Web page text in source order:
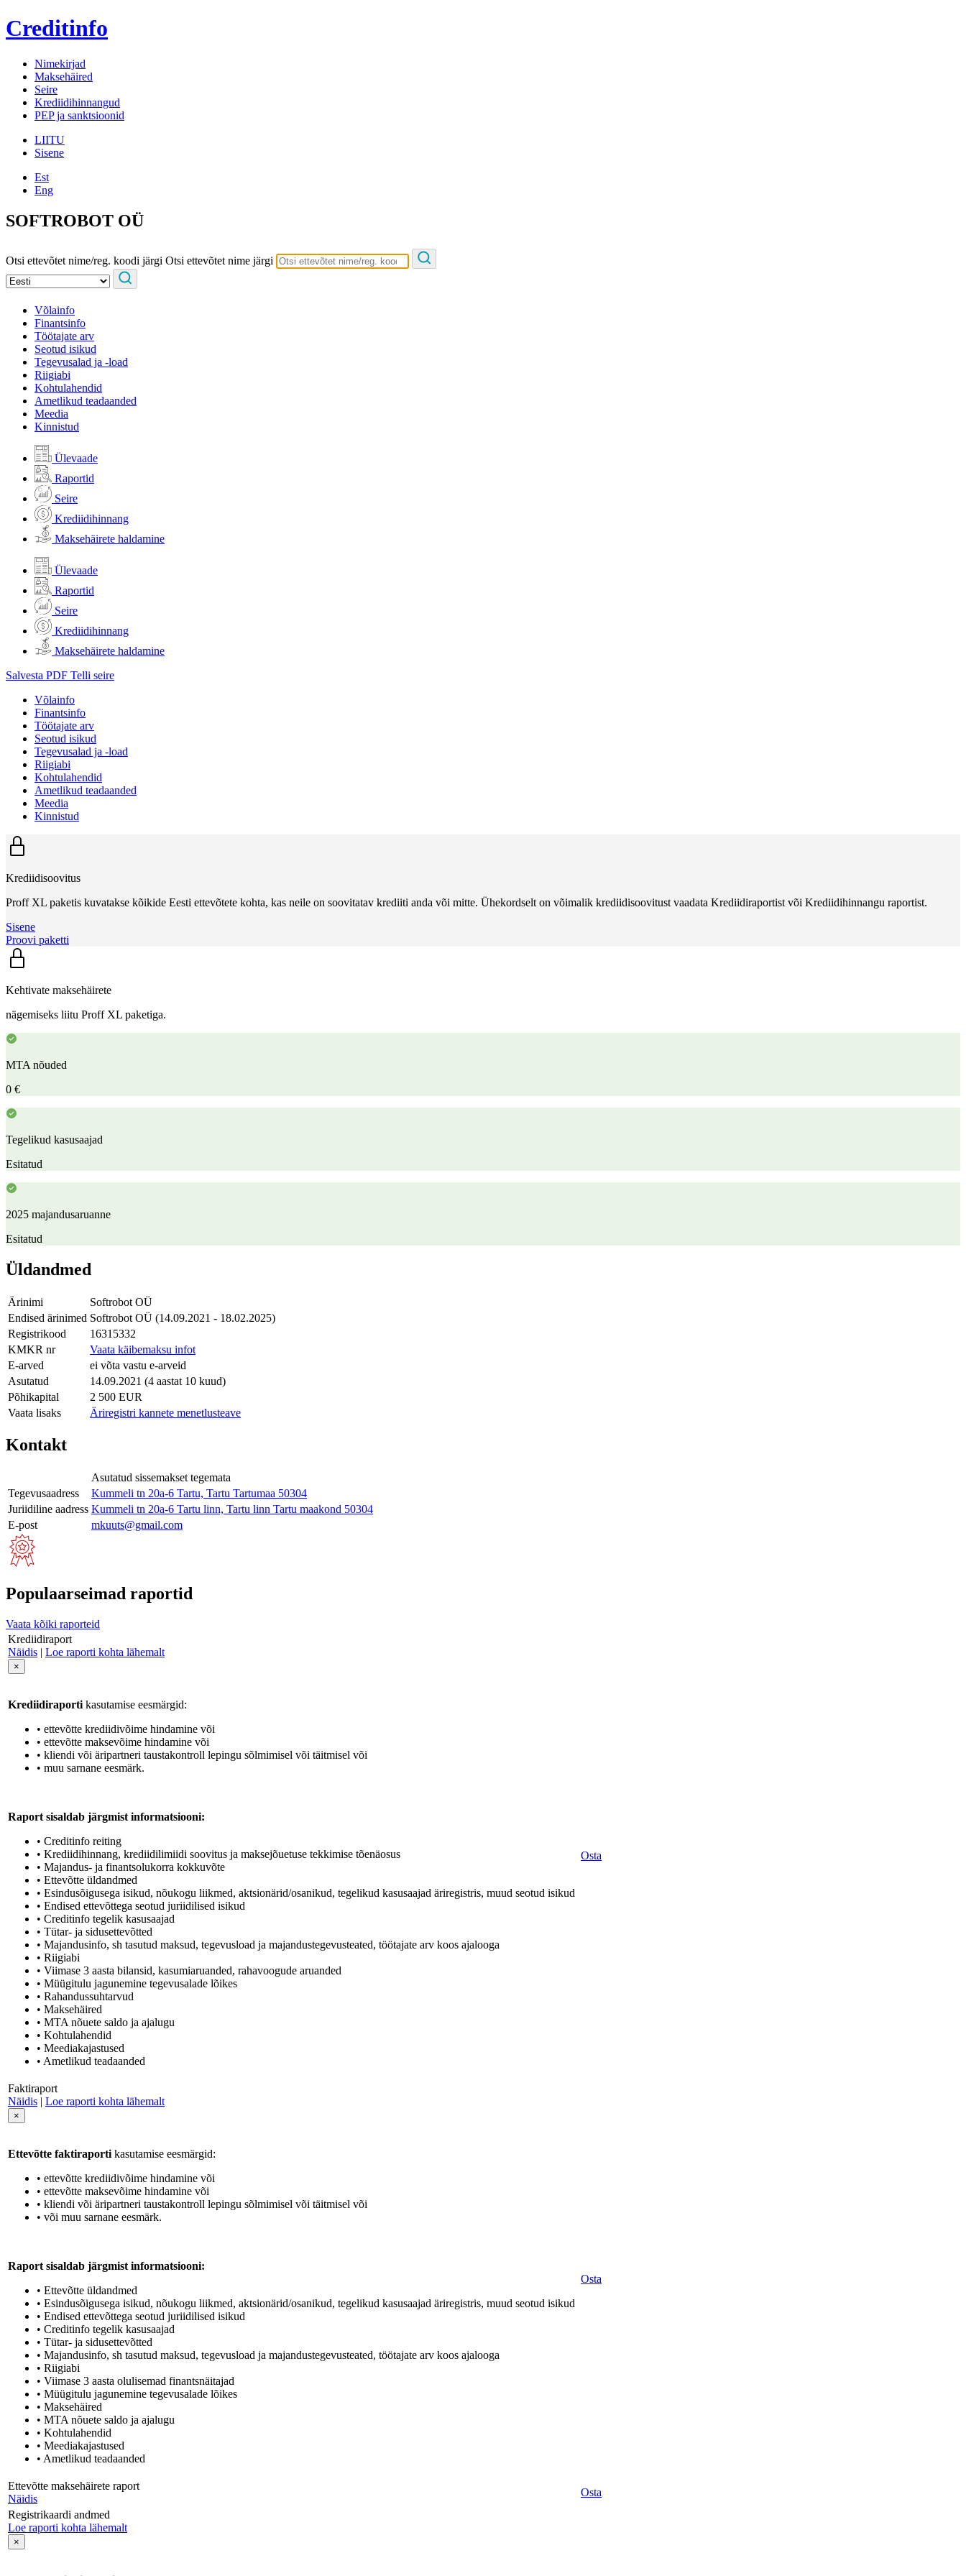
Creditinfo
Nimekirjad
Maksehäired
Seire
Krediidihinnangud
PEP ja sanktsioonid
LIITU
Sisene
Est
Eng
SOFTROBOT OÜ
Otsi ettevõtet nime/reg. koodi järgi Otsi ettevõtet nime järgi
Võlainfo
Finantsinfo
Töötajate arv
Seotud isikud
Tegevusalad ja -load
Riigiabi
Kohtulahendid
Ametlikud teadaanded
Meedia
Kinnistud
Ülevaade
Raportid
Seire
Krediidihinnang
Maksehäirete haldamine
Ülevaade
Raportid
Seire
Krediidihinnang
Maksehäirete haldamine
Salvesta PDF Telli seire
Võlainfo
Finantsinfo
Töötajate arv
Seotud isikud
Tegevusalad ja -load
Riigiabi
Kohtulahendid
Ametlikud teadaanded
Meedia
Kinnistud
Krediidisoovitus
Proff XL paketis kuvatakse kõikide Eesti ettevõtete kohta, kas neile on soovitatav krediiti anda või mitte. Ühekordselt on võimalik krediidisoovitust vaadata Krediidiraportist või Krediidihinnangu raportist.
Sisene
Proovi paketti
Kehtivate maksehäirete
nägemiseks liitu Proff XL paketiga.
MTA nõuded
0 €
Tegelikud kasusaajad
Esitatud
2025 majandusaruanne
Esitatud
Üldandmed
Ärinimi
Softrobot OÜ
Endised ärinimed Softrobot OÜ (14.09.2021 - 18.02.2025)
Registrikood
16315332
KMKR nr
Vaata käibemaksu infot
E-arved
ei võta vastu e-arveid
Asutatud
14.09.2021 (4 aastat 10 kuud)
Põhikapital
2 500 EUR
Vaata lisaks
Äriregistri kannete menetlusteave
Kontakt
Asutatud sissemakset tegemata
Tegevusaadress
Kummeli tn 20a-6 Tartu, Tartu Tartumaa 50304
Juriidiline aadress Kummeli tn 20a-6 Tartu linn, Tartu linn Tartu maakond 50304
E-post
mkuuts@gmail.com
Populaarseimad raportid
Vaata kõiki raporteid
Krediidiraport
Näidis | Loe raporti kohta lähemalt
×
Krediidiraporti kasutamise eesmärgid:
• ettevõtte krediidivõime hindamine või
• ettevõtte maksevõime hindamine või
• kliendi või äripartneri taustakontroll lepingu sõlmimisel või täitmisel või
• muu sarnane eesmärk.
Raport sisaldab järgmist informatsiooni:
• Creditinfo reiting
• Krediidihinnang, krediidilimiidi soovitus ja maksejõuetuse tekkimise tõenäosus
• Majandus- ja finantsolukorra kokkuvõte
• Ettevõtte üldandmed
• Esindusõigusega isikud, nõukogu liikmed, aktsionärid/osanikud, tegelikud kasusaajad äriregistris, muud seotud isikud
• Endised ettevõttega seotud juriidilised isikud
• Creditinfo tegelik kasusaajad
• Tütar- ja sidusettevõtted
• Majandusinfo, sh tasutud maksud, tegevusload ja majandustegevusteated, töötajate arv koos ajalooga
• Riigiabi
• Viimase 3 aasta bilansid, kasumiaruanded, rahavoogude aruanded
• Müügitulu jagunemine tegevusalade lõikes
• Rahandussuhtarvud
• Maksehäired
• MTA nõuete saldo ja ajalugu
• Kohtulahendid
• Meediakajastused
• Ametlikud teadaanded
Osta
Faktiraport
Näidis | Loe raporti kohta lähemalt
×
Ettevõtte faktiraporti kasutamise eesmärgid:
• ettevõtte krediidivõime hindamine või
• ettevõtte maksevõime hindamine või
• kliendi või äripartneri taustakontroll lepingu sõlmimisel või täitmisel või
• või muu sarnane eesmärk.
Raport sisaldab järgmist informatsiooni:
• Ettevõtte üldandmed
• Esindusõigusega isikud, nõukogu liikmed, aktsionärid/osanikud, tegelikud kasusaajad äriregistris, muud seotud isikud
• Endised ettevõttega seotud juriidilised isikud
• Creditinfo tegelik kasusaajad
• Tütar- ja sidusettevõtted
• Majandusinfo, sh tasutud maksud, tegevusload ja majandustegevusteated, töötajate arv koos ajalooga
• Riigiabi
• Viimase 3 aasta olulisemad finantsnäitajad
• Müügitulu jagunemine tegevusalade lõikes
• Maksehäired
• MTA nõuete saldo ja ajalugu
• Kohtulahendid
• Meediakajastused
• Ametlikud teadaanded
Osta
Ettevõtte maksehäirete raport
Näidis
Osta
Registrikaardi andmed
Loe raporti kohta lähemalt
×